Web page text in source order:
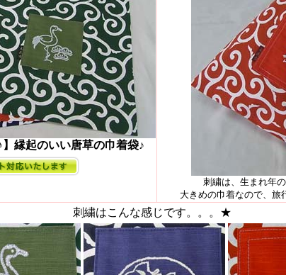
】縁起のいい唐草の巾着袋♪
刺繍は、生まれ年
大きめの巾着なので、旅
刺繍はこんな感じです。。。★